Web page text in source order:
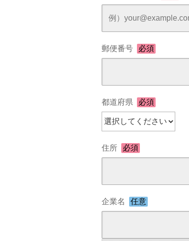
郵便番号 必須
都道府県 必須
住所 必須
企業名 任意